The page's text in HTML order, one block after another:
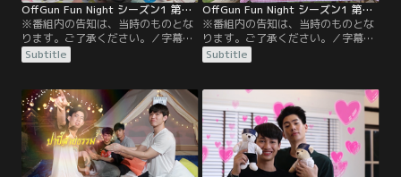
OffGun Fun Night シーズン1 第07話／字幕
※番組内の告知は、当時のものとな
ります。ご了承ください。／字幕／
シーズン1 第7話／本日、二人の部屋
を訪れたのはゴッド。筋肉をつけた
る。さらに懐かしのツイスターゲー
ムで対決。対決中にはゴッドが様々
な質問に答える。敗者には顔面白塗
りの罰ゲームも！
Subtitle
OffGun Fun Night シーズン1 第08話／字幕
※番組内の告知は、当時のものとな
ります。ご了承ください。／字幕／
シーズン1 第8話／番組初となる屋外
ロケに参戦するのはテーとニュー。
きたいグッズを発表。珍グッズを持
っているのは誰！？4人で夕食を作
り、バーベキューを楽しんだ後は、
テーとニューがどれだけお互いを理
解しているかクイズに挑戦！
Subtitle